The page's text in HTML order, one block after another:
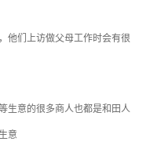
他们上访做父母工作时会有很
生意的很多商人也都是和田人
意